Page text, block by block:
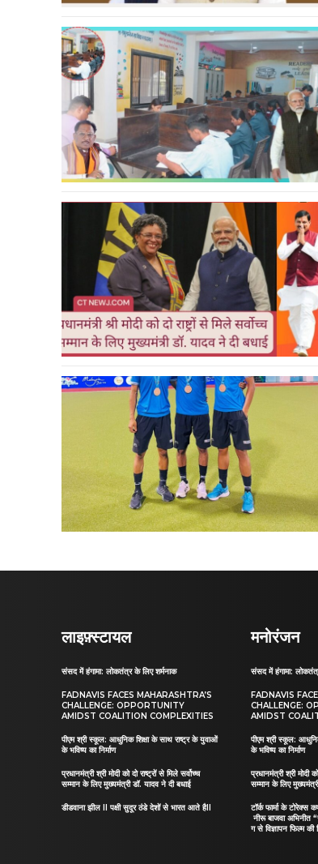
लाइफ़्स्टायल
संसद में हंगामा: लोकतंत्र के लिए शर्मनाक
FADNAVIS FACES MAHARASHTRA’S
CHALLENGE: OPPORTUNITY
AMIDST COALITION COMPLEXITIES
पीएम श्री स्कूल: आधुनिक शिक्षा के साथ राष्ट्र के युवाओं
के भविष्य का निर्माण
प्रधानमंत्री श्री मोदी को दो राष्ट्रों से मिले सर्वोच्च
सम्मान के लिए मुख्यमंत्री डॉ. यादव ने दी बधाई
डीडवाना झील II पक्षी सुदूर ठंडे देशों से भारत आते हैII
मनोरंजन
संसद में हंगामा:
FADNAVIS
CHALLENGE:
AMIDST
पीएम श्री स्कूल:
के भविष्य का निर्माण
प्रधानमंत्री श्री मोदी
सम्मान के लिए
टॉर्क फार्मा के
नीरू बाजवा
ग से विज्ञापन फिल्म की